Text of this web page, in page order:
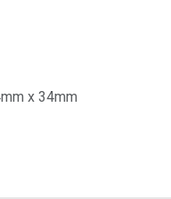
x 34mm